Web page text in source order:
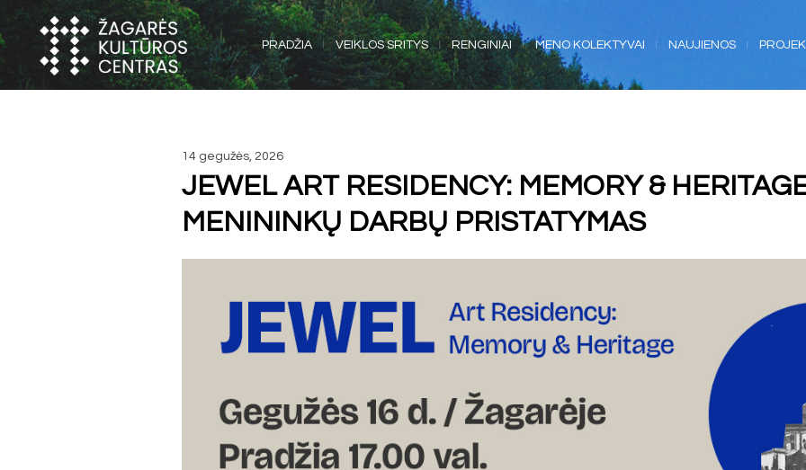
PRADŽIA VEIKLOS SRITYS RENGINIAI MENO KOLEKTYVAI NAUJIENOS
14 gegužės, 2026
JEWEL ART RESIDENCY: MEMORY &
MENININKŲ DARBŲ PRISTATYMAS